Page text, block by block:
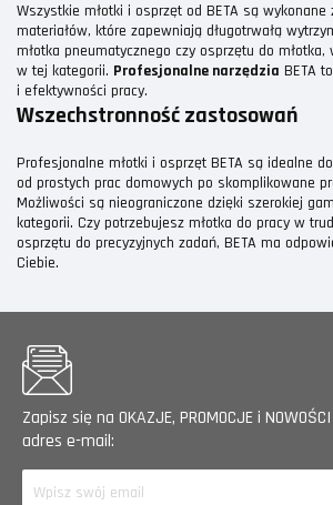
Wszystkie młotki i osprzęt od BETA są
materiałów, które zapewniają długotrwałą
młotka pneumatycznego czy osprzętu do
w tej kategorii. Profesjonalne narzędzia BETA
i efektywności pracy.
Wszechstronność zastosowań
Profesjonalne młotki i osprzęt BETA są idealne
od prostych prac domowych po skomplikowane
Możliwości są nieograniczone dzięki szerokiej
kategorii. Czy potrzebujesz młotka do pracy w
osprzętu do precyzyjnych zadań, BETA ma
Ciebie.
Zapisz się na OKAZJE, PROMOCJE i
adres e-mail: